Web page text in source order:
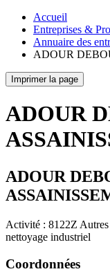
Accueil
Entreprises &
Annuaire des
ADOUR
Imprimer la page
ADOUR
ADOUR
Activité : 8122Z Autres
nettoyage industriel
Coordonnées